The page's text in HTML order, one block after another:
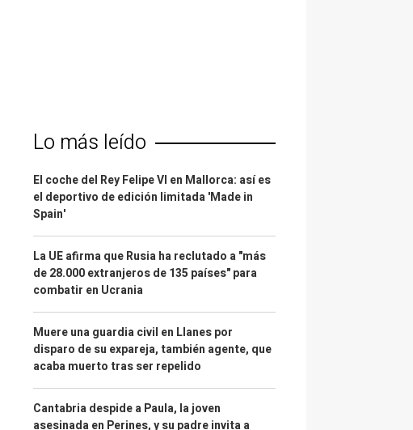
Lo más leído
El coche del Rey Felipe VI en Mallorca: así es
el deportivo de edición limitada 'Made in
Spain'
La UE afirma que Rusia ha reclutado a "más
de 28.000 extranjeros de 135 países" para
combatir en Ucrania
Muere una guardia civil en Llanes por
disparo de su expareja, también agente, que
acaba muerto tras ser repelido
Cantabria despide a Paula, la joven
asesinada en Perines, y su padre invita a